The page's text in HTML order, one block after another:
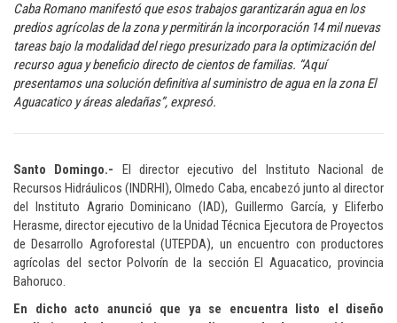
Caba Romano manifestó que esos trabajos garantizarán agua en los
predios agrícolas de la zona y permitirán la incorporación 14 mil nuevas
tareas bajo la modalidad del riego presurizado para la optimización del
recurso agua y beneficio directo de cientos de familias. “Aquí
presentamos una solución definitiva al suministro de agua en la zona El
Aguacatico y áreas aledañas”, expresó.
Santo Domingo.- El director ejecutivo del Instituto Nacional de
Recursos Hidráulicos (INDRHI), Olmedo Caba, encabezó junto al director
del Instituto Agrario Dominicano (IAD), Guillermo García, y Eliferbo
Herasme, director ejecutivo de la Unidad Técnica Ejecutora de Proyectos
de Desarrollo Agroforestal (UTEPDA), un encuentro con productores
agrícolas del sector Polvorín de la sección El Aguacatico, provincia
Bahoruco.
En dicho acto anunció que ya se encuentra listo el diseño